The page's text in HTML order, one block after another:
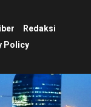
Redaksi
Policy